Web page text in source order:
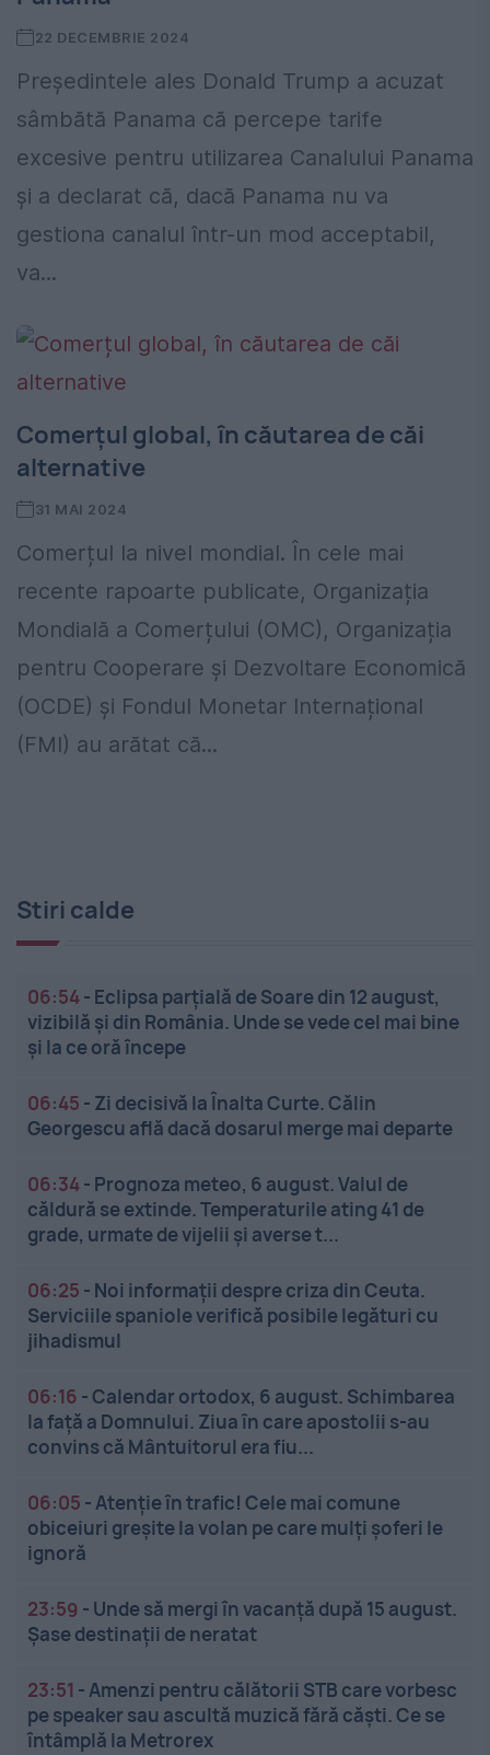
22 DECEMBRIE 2024
Președintele ales Donald Trump a acuzat
sâmbătă Panama că percepe tarife
excesive pentru utilizarea Canalului Panama
și a declarat că, dacă Panama nu va
gestiona canalul într-un mod acceptabil,
va...
Comerțul global, în căutarea de căi
alternative
31 MAI 2024
Comerțul la nivel mondial. În cele mai
recente rapoarte publicate, Organizația
Mondială a Comerțului (OMC), Organizația
pentru Cooperare și Dezvoltare Economică
(OCDE) și Fondul Monetar Internațional
(FMI) au arătat că...
Stiri calde
06:54- Eclipsa parțială de Soare din 12 august,
vizibilă și din România. Unde se vede cel mai bine
și la ce oră începe
06:45 - Zi decisivă la Înalta Curte. Călin
Georgescu află dacă dosarul merge mai departe
06:34- Prognoza meteo, 6 august. Valul de
căldură se extinde. Temperaturile ating 41 de
grade, urmate de vijelii și averse t...
06:25 - Noi informații despre criza din Ceuta.
Serviciile spaniole verifică posibile legături cu
jihadismul
06:16 -Calendar ortodox, 6 august. Schimbarea
la față a Domnului. Ziua în care apostolii s-au
convins că Mântuitorul era fiu...
06:05 -Atenție în trafic! Cele mai comune
obiceiuri greșite la volan pe care mulți șoferi le
ignoră
23:59 - Unde să mergi în vacanță după 15 august.
Șase destinații de neratat
23:51 -Amenzi pentru călătorii STB care vorbesc
pe speaker sau ascultă muzică fără căști. Ce se
întâmplă la Metrorex